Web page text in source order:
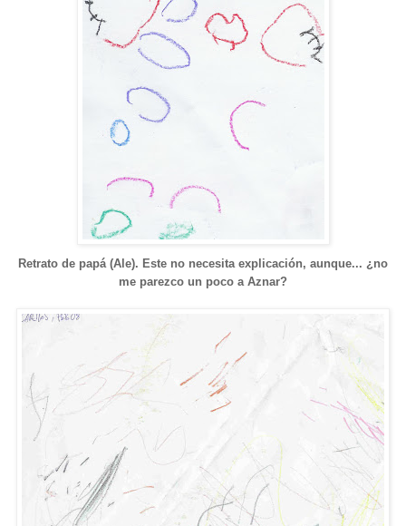
Retrato de papá (Ale). Este no necesita explicación, aunque... ¿no
me parezco un poco a Aznar?